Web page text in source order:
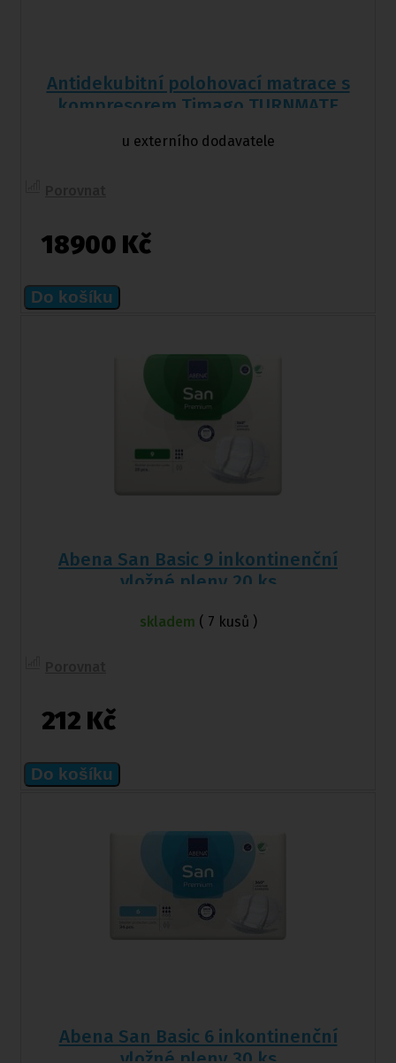
Antidekubitní polohovací matrace s
kompresorem Timago TURNMATE
u externího dodavatele
18900 Kč
Do košíku
Abena San Basic 9 inkontinenční
vložné pleny 20 ks
skladem ( 7 kusů )
212 Kč
Do košíku
Abena San Basic 6 inkontinenční